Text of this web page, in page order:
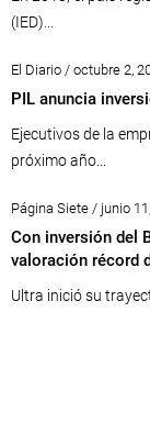
(IED)...
El Diario / octubre 2,
PIL anuncia
Ejecutivos de la
próximo año...
Página Siete / junio
Con inversión del
valoración récord
Ultra inició su